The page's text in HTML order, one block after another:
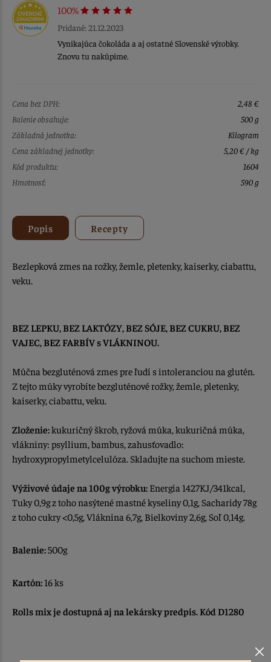
100%
Pridané: 21.12.2023
Vynikajúca čokoláda a aj ostatné Slovenské výrobky.
Znovu tu nakúpime.
Cena bez DPH:
2,48 €
Balenie obsahuje:
500 g
Základná jednotka:
Kilogram
Cena základnej jednotky:
5,20 € / kg
Kód produktu:
1604
Hmotnosť:
590 g
Popis Recepty
Bezlepková zmes na rožky, žemle, pletenky, kaiserky, ciabattu,
veku.
BEZ LEPKU, BEZ LAKTÓZY, BEZ SÓJE, BEZ CUKRU, BEZ
VAJEC, BEZ FARBÍV s VLÁKNINOU.
Múčna bezgluténová zmes pre ľudí s intoleranciou na glutén.
Z tejto múky vyrobíte bezgluténové rožky, žemle, pletenky,
kaiserky, ciabattu, veku.
Zloženie:kukuričný škrob, ryžová múka, kukuričná múka,
vlákniny: psyllium, bambus, zahusťovadlo:
hydroxypropylmetylcelulóza. Skladujte na suchom mieste.
Výživové údaje na 100g výrobku: Energia 1427KJ/341kcal,
Tuky 0,9g z toho nasýtené mastné kyseliny 0,1g, Sacharidy 78g
z toho cukry <0,5g, Vláknina 6,7g, Bielkoviny 2,6g, Soľ 0,14g.
Balenie:500g
Kartón:16 ks
Rolls mix je dostupná aj na lekársky predpis. Kód D1280